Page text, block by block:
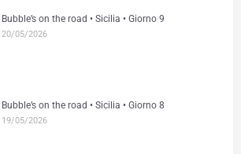
Bubble’s on the road • Sicilia • Giorno 9
20/05/2026
Bubble’s on the road • Sicilia • Giorno 8
19/05/2026